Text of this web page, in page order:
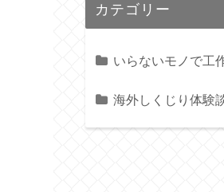
カテゴリー
いらないモノで工
海外しくじり体験